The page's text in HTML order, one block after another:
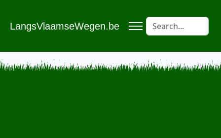
LangsVlaamseWegen.be